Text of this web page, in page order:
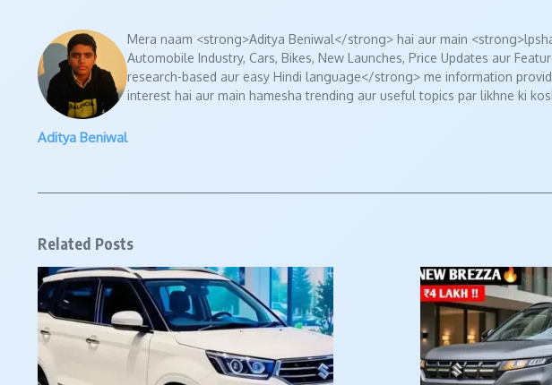
Aditya Beniwal
Mera naam <strong>Aditya Beniwal</strong> hai aur main
Automobile Industry, Cars, Bikes, New Launches, Price Updates aur
research-based aur easy Hindi language</strong> me information
interest hai aur main hamesha trending aur useful topics par likhne ki
Related Posts